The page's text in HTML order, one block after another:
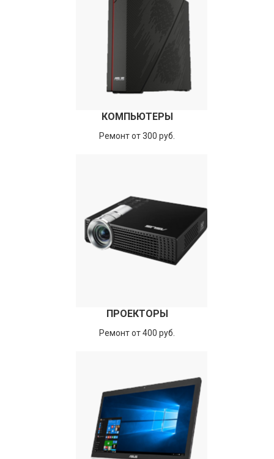
КОМПЬЮТЕРЫ
Ремонт от 300 руб.
ПРОЕКТОРЫ
Ремонт от 400 руб.